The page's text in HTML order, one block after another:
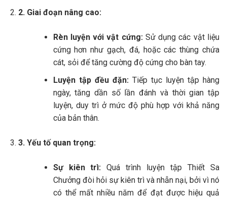
2. Giai đoạn nâng cao:
Rèn luyện với vật cứng: Sử dụng các vật liệu
cứng hơn như gạch, đá, hoặc các thùng chứa
cát, sỏi để tăng cường độ cứng cho bàn tay.
Luyện tập đều đặn: Tiếp tục luyện tập hàng
ngày, tăng dần số lần đánh và thời gian tập
luyện, duy trì ở mức độ phù hợp với khả năng
của bản thân.
3. Yếu tố quan trọng:
Sự kiên trì:
Quá trình luyện tập Thiết Sa
Chưởng đòi hỏi sự kiên trì và nhẫn nại, bởi vì nó
có thể mất nhiều năm để đạt được hiệu quả